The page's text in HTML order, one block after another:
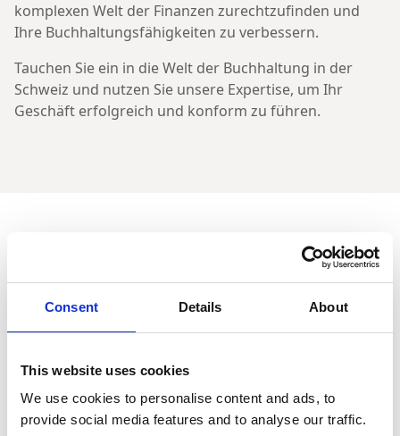
Consent Details About
This website uses cookies
We use cookies to personalise content and ads, to
provide social media features and to analyse our traffic.
komplexen Welt der Finanzen zurechtzufinden und
Ihre Buchhaltungsfähigkeiten zu verbessern.
Tauchen Sie ein in die Welt der Buchhaltung in der
Schweiz und nutzen Sie unsere Expertise, um Ihr
Geschäft erfolgreich und konform zu führen.